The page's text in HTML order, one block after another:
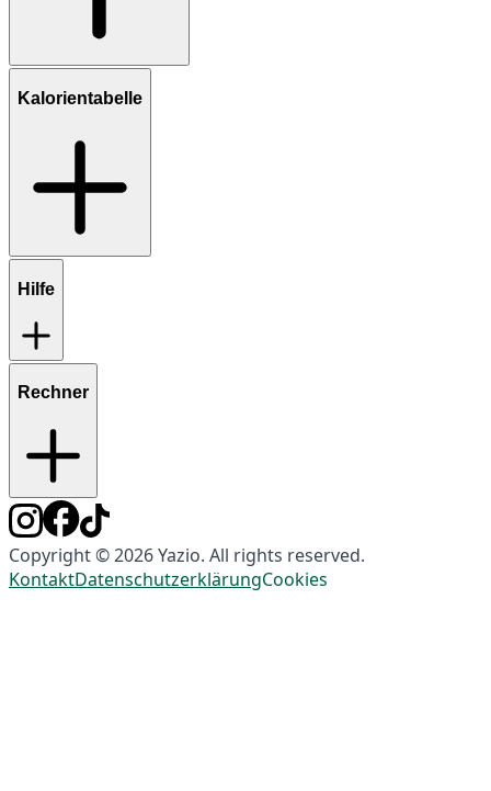
Kalorientabelle
Hilfe
Rechner
Copyright © 2026 Yazio. All rights reserved.
KontaktDatenschutzerklärungCookies